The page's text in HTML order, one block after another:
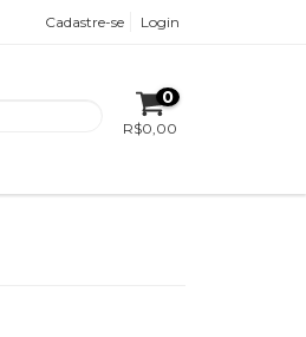
Cadastre-se Login
0
R$0,00